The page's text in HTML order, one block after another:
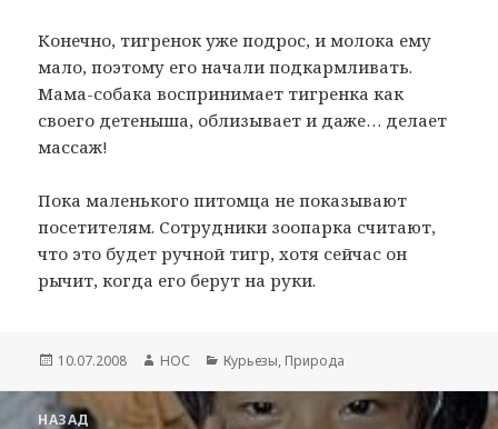
Конечно, тигренок уже подрос, и молока ему
мало, поэтому его начали подкармливать.
Мама-собака воспринимает тигренка как
своего детеныша, облизывает и даже… делает
массаж!
Пока маленького питомца не показывают
посетителям. Сотрудники зоопарка считают,
что это будет ручной тигр, хотя сейчас он
рычит, когда его берут на руки.
Опубликовано
10.07.2008 Автор
НОС Рубрики
Курьезы, Природа
Навигация
НАЗАД